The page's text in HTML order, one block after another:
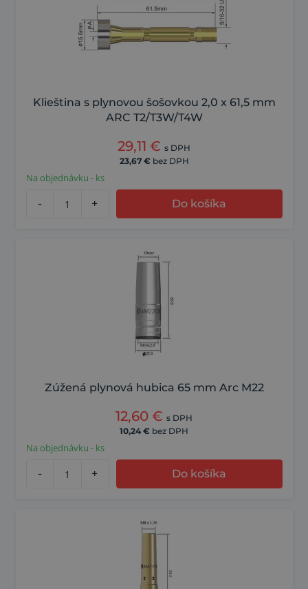
Klieština s plynovou šošovkou 2,0 x 61,5 mm
ARC T2/T3W/T4W
29,11 € s DPH
23,67 € bez DPH
Na objednávku - ks
- + Do košíka
Zúžená plynová hubica 65 mm Arc M22
12,60 € s DPH
10,24 € bez DPH
Na objednávku - ks
- + Do košíka